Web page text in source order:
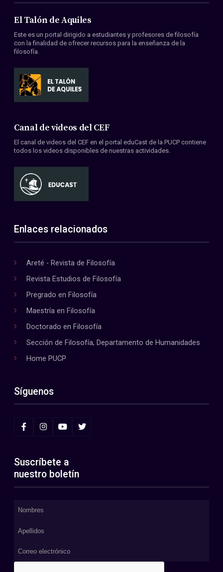
El Talón de Aquiles
Este es un portal dirigido a estudiantes y profesores de filosofía
con la finalidad de ofrecer recursos para la enseñanza de la
filosofía.
Canal de videos del CEF
El canal de videos del CEF en el portal eduCast de la PUCP contiene
todos los videos disponibles de nuestras actividades.
Enlaces relacionados
Areté - Revista de Filosofía
Revista Estudios de Filosofía
Pregrado en Filosofía
Maestría en Filosofía
Doctorado en Filosofía
Sección de Filosofía, Departamento de Humanidades
Home PUCP
Síguenos
Suscríbete a
nuestro boletín